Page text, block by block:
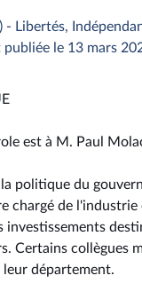
Libertés,
publiée le 13 mars
est à M. Paul
politique du
chargé de
investissements
Certains collègues
département.